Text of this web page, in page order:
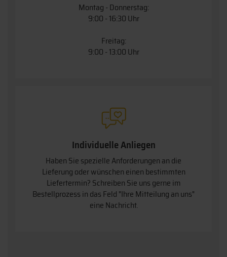
Montag - Donnerstag:
9:00 - 16:30 Uhr
Freitag:
9:00 - 13:00 Uhr
Individuelle Anliegen
Haben Sie spezielle Anforderungen an die
Lieferung oder wünschen einen bestimmten
Liefertermin? Schreiben Sie uns gerne im
Bestellprozess in das Feld "Ihre Mitteilung an uns"
eine Nachricht.